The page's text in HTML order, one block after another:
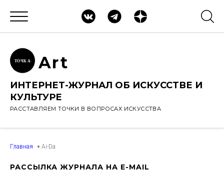
ТОЧК А Art
ИНТЕРНЕТ-ЖУРНАЛ ОБ ИСКУССТВЕ И
КУЛЬТУРЕ
РАССТАВЛЯЕМ ТОЧКИ В ВОПРОСАХ ИСКУССТВА
Главная Ai-Da
РАССЫЛКА ЖУРНАЛА НА E-MAIL